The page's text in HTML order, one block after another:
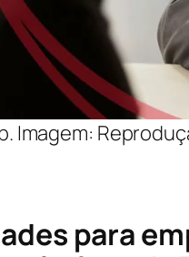
Imagem:
para